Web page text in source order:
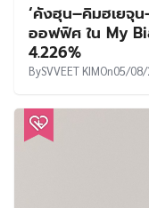
‘คังฮุน–คิมฮเยจุน
ออฟฟิศ ใน My
4.226%
BySVVEET KIMOn05/